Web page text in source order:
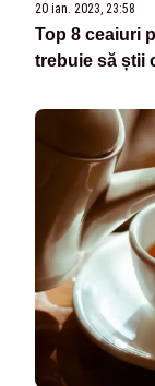
20 ian. 2023, 23:58
Top 8 ceaiuri
trebuie să știi